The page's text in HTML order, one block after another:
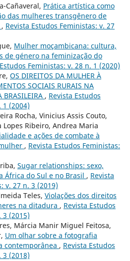
Cañaveral, Prática artística como
das mulheres transgênero de
, Revista Estudos Feministas: v. 27
Mulher moçambicana: cultura,
de género na feminização do
Feministas: v. 28 n. 1 (2020)
OS DIREITOS DA MULHER À
SOCIAIS RURAIS NA
BRASILEIRA , Revista Estudos
1 (2004)
Rocha, Vinicius Assis Couto,
Ribeiro, Andrea Maria
e ações de combate à
, Revista Estudos Feministas:
Sugar relationships: sexo,
África do Sul e no Brasil , Revista
v. 27 n. 3 (2019)
Teles, Violações dos direitos
na ditadura , Revista Estudos
3 (2015)
Márcia Manir Miguel Feitosa,
Um olhar sobre a fotografia
contemporânea , Revista Estudos
3 (2018)